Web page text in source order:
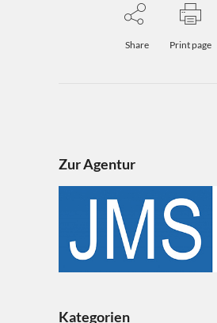
Share Print page
Zur Agentur
Kategorien